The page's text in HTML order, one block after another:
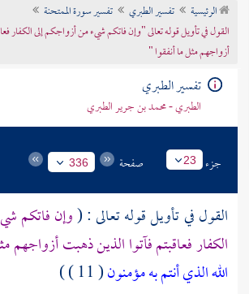
تراجم الأعلام
الرئيسية تفسير الطبري
تفسير سورة الممتحنة
القول في تأويل قوله تعالى "وإن فاتكم شيء من أزواجكم إلى الكفار
أزواجهم مثل ما أنفقوا "
تفسير الطبري
الطبري - محمد بن جرير الطبري
جزء 23 صفحة 336
القول في تأويل قوله تعالى : (وإن فاتكم
الكفار فعاقبتم فآتوا الذين ذهبت أزواجهم
الله الذي أنتم به مؤمنون( 11 ) )